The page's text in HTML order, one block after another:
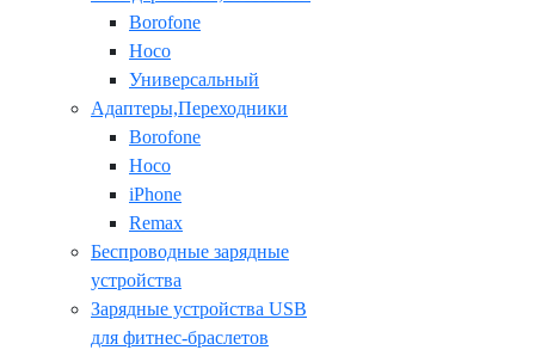
Borofone
Hoco
Универсальный
Адаптеры,Переходники
Borofone
Hoco
iPhone
Remax
Беспроводные зарядные
устройства
Зарядные устройства USB
для фитнес-браслетов